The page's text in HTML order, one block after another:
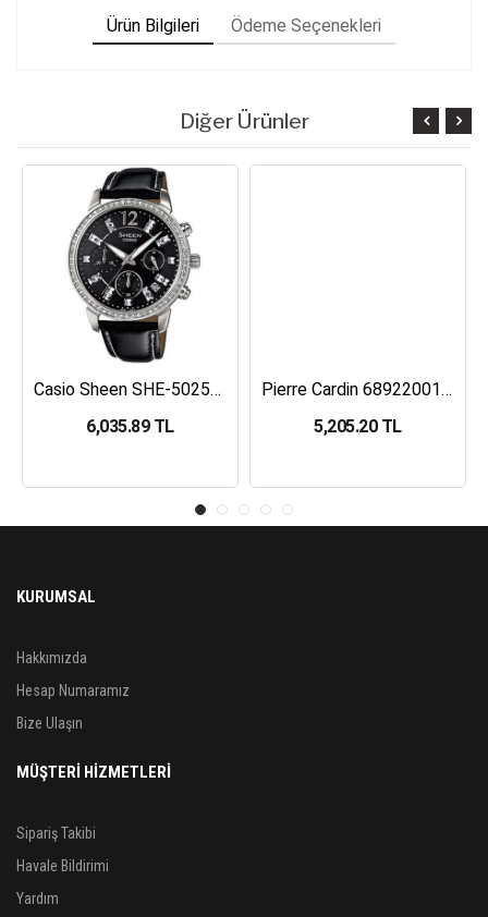
Ürün Bilgileri Ödeme Seçenekleri
Diğer Ürünler
Casio Sheen SHE-5025BL-1ADR Kadın Kol Saati
6,035.89 TL
Pierre Cardin 68922001 Kadın Kol Saati
5,205.20 TL
KURUMSAL
Hakkımızda
Hesap Numaramız
Bize Ulaşın
MÜŞTERİ HİZMETLERİ
Sipariş Takibi
Havale Bildirimi
Yardım